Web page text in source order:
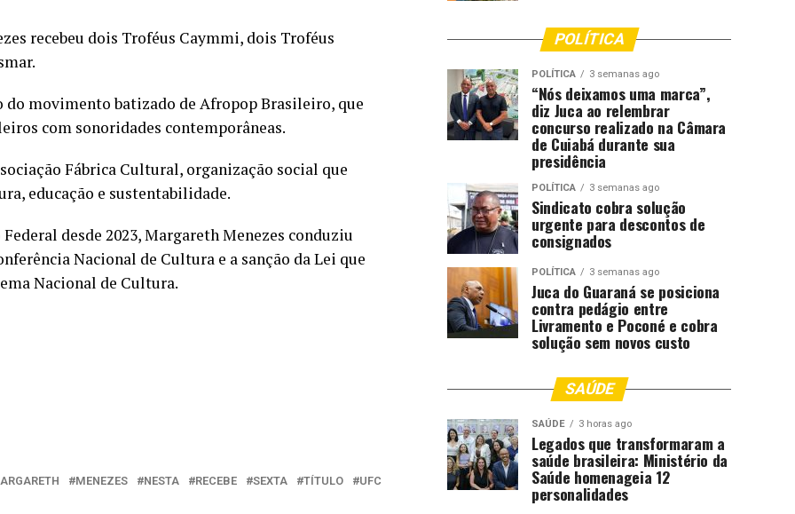
recebeu dois Troféus Caymmi, dois Troféus
do movimento batizado de Afropop Brasileiro, que
com sonoridades contemporâneas.
Fábrica Cultural, organização social que
educação e sustentabilidade.
desde 2023, Margareth Menezes conduziu
Nacional de Cultura e a sanção da Lei que
Nacional de Cultura.
MENEZES NESTA RECEBE SEXTA TÍTULO UFC
POLÍTICA
POLÍTICA 3 semanas ago
“Nós deixamos uma marca”,
diz Juca ao relembrar
concurso realizado na Câmara
de Cuiabá durante sua
presidência
POLÍTICA 3 semanas ago
Sindicato cobra solução
urgente para descontos de
consignados
POLÍTICA 3 semanas ago
Juca do Guaraná se posiciona
contra pedágio entre
Livramento e Poconé e cobra
solução sem novos custo
SAÚDE
SAÚDE 3 horas ago
Legados que transformaram a
saúde brasileira: Ministério da
Saúde homenageia 12
personalidades